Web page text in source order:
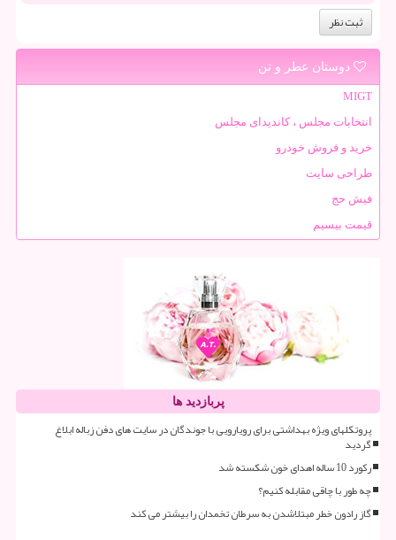
دوستان عطر و تن
MIGT
انتخابات مجلس ، کاندیدای مجلس
خرید و فروش خودرو
طراحی سایت
فیش حج
قیمت بیسیم
پربازدید ها
پروتکلهای ویژه بهداشتی برای رویارویی با جوندگان در سایت های دفن زباله ابلاغ
گردید
رکورد 10 ساله اهدای خون شکسته شد
چه طور با چاقی مقابله کنیم؟
گاز رادون خطر مبتلاشدن به سرطان تخمدان را بیشتر می کند